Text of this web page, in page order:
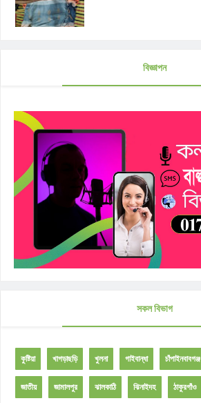
বিজ্ঞাপন
সকল বিভাগ
কুষ্টিয়া খাগড়াছড়ি খুলনা গাইবান্ধা চাঁপাইনবাবগঞ্জ
জাতীয় জামালপুর ঝালকাঠি ঝিনাইদহ ঠাকুরগাঁও